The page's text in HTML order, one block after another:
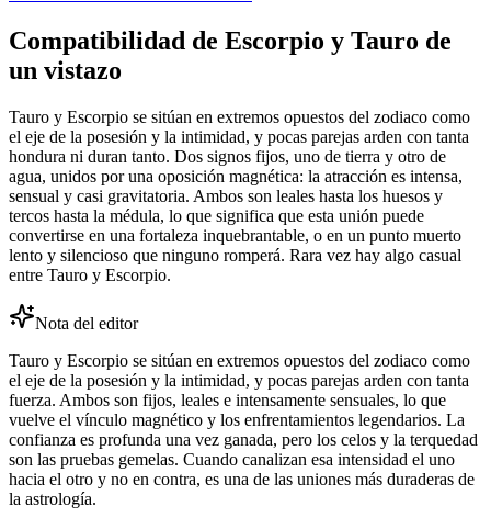
Compatibilidad de Escorpio y Tauro de
un vistazo
Tauro y Escorpio se sitúan en extremos opuestos del zodiaco como
el eje de la posesión y la intimidad, y pocas parejas arden con tanta
hondura ni duran tanto. Dos signos fijos, uno de tierra y otro de
agua, unidos por una oposición magnética: la atracción es intensa,
sensual y casi gravitatoria. Ambos son leales hasta los huesos y
tercos hasta la médula, lo que significa que esta unión puede
convertirse en una fortaleza inquebrantable, o en un punto muerto
lento y silencioso que ninguno romperá. Rara vez hay algo casual
entre Tauro y Escorpio.
Nota del editor
Tauro y Escorpio se sitúan en extremos opuestos del zodiaco como
el eje de la posesión y la intimidad, y pocas parejas arden con tanta
fuerza. Ambos son fijos, leales e intensamente sensuales, lo que
vuelve el vínculo magnético y los enfrentamientos legendarios. La
confianza es profunda una vez ganada, pero los celos y la terquedad
son las pruebas gemelas. Cuando canalizan esa intensidad el uno
hacia el otro y no en contra, es una de las uniones más duraderas de
la astrología.